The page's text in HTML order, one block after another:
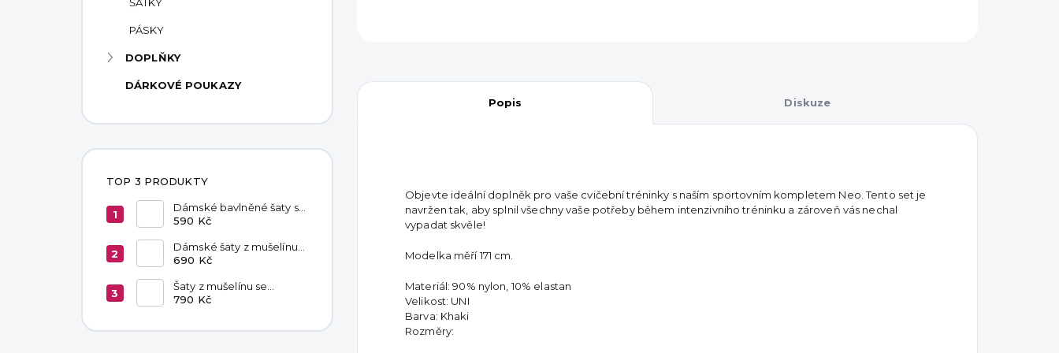
PÁSKY
DOPLŇKY
DÁRKOVÉ POUKAZY
TOP 3 PRODUKTY
Dámské bavlněné šaty s
kapsami Red
590 Kč
Dámské šaty z mušelínu
Livia Latte
690 Kč
Šaty z mušelínu se
zavazováním v pase
790 Kč
Popis Diskuze
Objevte ideální doplněk pro vaše cvičební tréninky s naším sportovním kompletem Neo. Tento set je
navržen tak, aby splnil všechny vaše potřeby během intenzivního tréninku a zároveň vás nechal
vypadat skvěle!
Modelka měří 171 cm.
Materiál: 90% nylon, 10% elastan
Velikost: UNI
Barva: Khaki
Rozměry: